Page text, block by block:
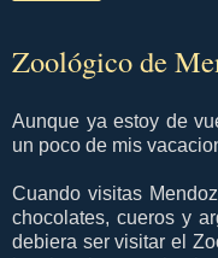
Zoológico de
Aunque ya estoy de
un poco de mis
Cuando visitas
chocolates, cueros y
debiera ser visitar el